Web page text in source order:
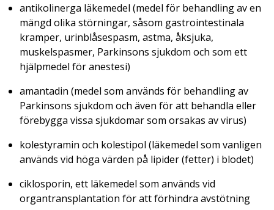
antikolinerga läkemedel (medel för behandling av en
mängd olika störningar, såsom gastrointestinala
kramper, urinblåsespasm, astma, åksjuka,
muskelspasmer, Parkinsons sjukdom och som ett
hjälpmedel för anestesi)
amantadin (medel som används för behandling av
Parkinsons sjukdom och även för att behandla eller
förebygga vissa sjukdomar som orsakas av virus)
kolestyramin och kolestipol (läkemedel som vanligen
används vid höga värden på lipider (fetter) i blodet)
ciklosporin, ett läkemedel som används vid
organtransplantation för att förhindra avstötning